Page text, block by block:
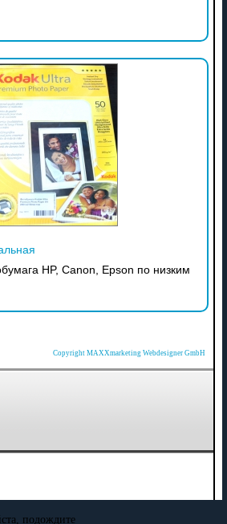
HP, Canon, Epson по низким
Copyright MAXXmarketing Webdesigner GmbH
подождите